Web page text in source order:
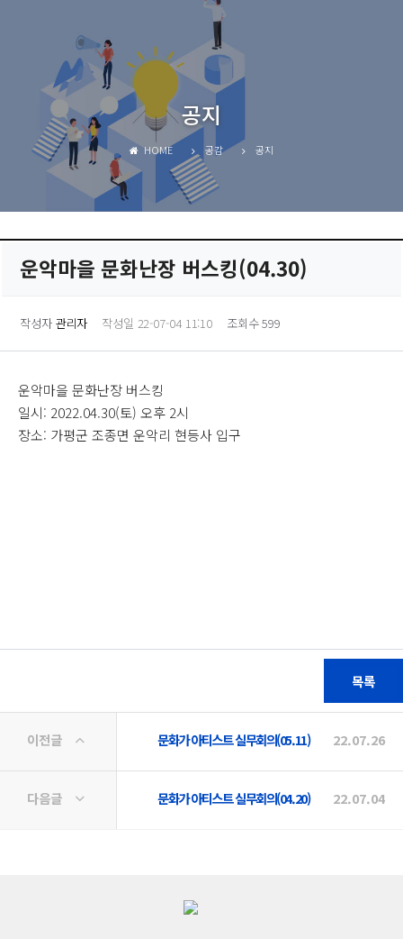
공지
HOME 공감 공지
운악마을 문화난장 버스킹(04.30)
작성자 관리자 작성일 22-07-04 11:10 조회수 599
운악마을 문화난장 버스킹
일시: 2022.04.30(토) 오후 2시
장소: 가평군 조종면 운악리 현등사 입구
목록
이전글 문화가 아티스트 실무회의(05.11) 22.07.26
다음글 문화가 아티스트 실무회의(04.20) 22.07.04